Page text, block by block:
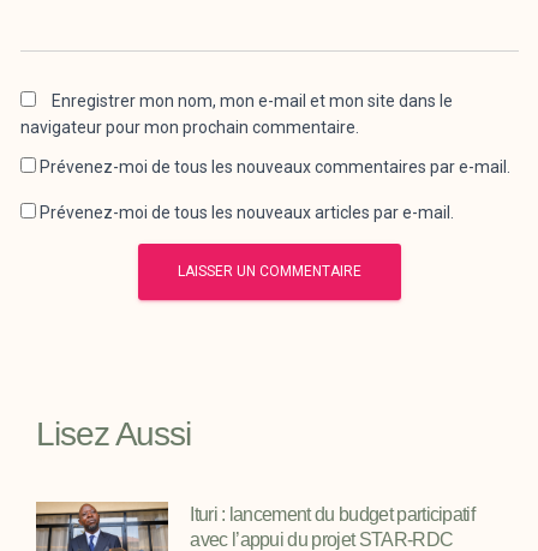
Enregistrer mon nom, mon e-mail et mon site dans le
navigateur pour mon prochain commentaire.
Prévenez-moi de tous les nouveaux commentaires par e-mail.
Prévenez-moi de tous les nouveaux articles par e-mail.
Lisez Aussi
Ituri : lancement du budget participatif
avec l’appui du projet STAR-RDC